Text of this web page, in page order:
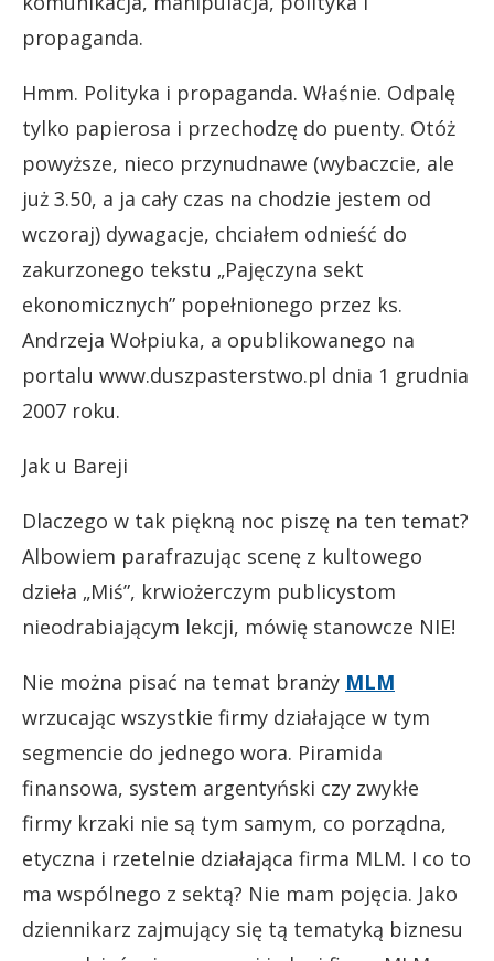
propaganda.
Hmm. Polityka i propaganda. Właśnie. Odpalę
tylko papierosa i przechodzę do puenty. Otóż
powyższe, nieco przynudnawe (wybaczcie, ale
już 3.50, a ja cały czas na chodzie jestem od
wczoraj) dywagacje, chciałem odnieść do
zakurzonego tekstu „Pajęczyna sekt
ekonomicznych” popełnionego przez ks.
Andrzeja Wołpiuka, a opublikowanego na
portalu www.duszpasterstwo.pl dnia 1 grudnia
2007 roku.
Jak u Bareji
Dlaczego w tak piękną noc piszę na ten temat?
Albowiem parafrazując scenę z kultowego
dzieła „Miś”, krwiożerczym publicystom
nieodrabiającym lekcji, mówię stanowcze NIE!
Nie można pisać na temat branży MLM
wrzucając wszystkie firmy działające w tym
segmencie do jednego wora. Piramida
finansowa, system argentyński czy zwykłe
firmy krzaki nie są tym samym, co porządna,
etyczna i rzetelnie działająca firma MLM. I co to
ma wspólnego z sektą? Nie mam pojęcia. Jako
dziennikarz zajmujący się tą tematyką biznesu